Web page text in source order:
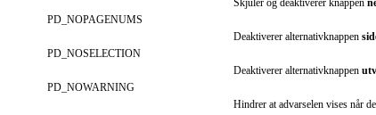
Skjuler og deaktiverer knappen
PD_NOPAGENUMS
Deaktiverer alternativknappen
PD_NOSELECTION
Deaktiverer alternativknappen
PD_NOWARNING
Hindrer at advarselen vises når